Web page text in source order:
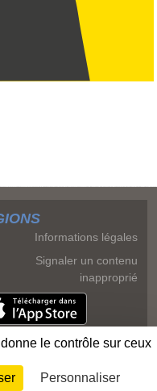
Informations légales
Signaler un contenu
inapproprié
Connexion
le contrôle sur ceux
Personnaliser